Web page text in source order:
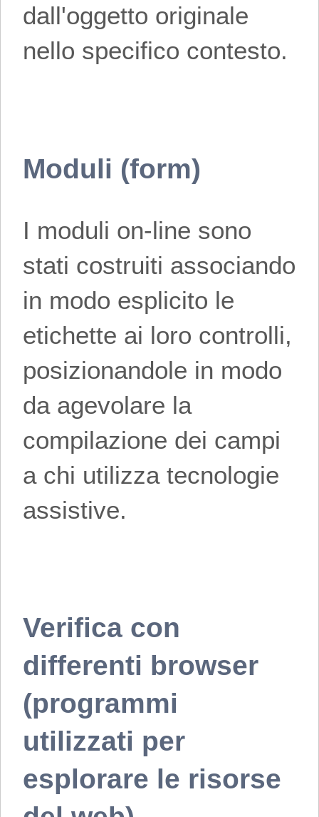
dall'oggetto originale
nello specifico contesto.
Moduli (form)
I moduli on-line sono
stati costruiti associando
in modo esplicito le
etichette ai loro controlli,
posizionandole in modo
da agevolare la
compilazione dei campi
a chi utilizza tecnologie
assistive.
Verifica con
differenti browser
(programmi
utilizzati per
esplorare le risorse